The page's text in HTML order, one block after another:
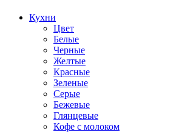
Кухни
Цвет
Белые
Черные
Желтые
Красные
Зеленые
Серые
Бежевые
Глянцевые
Кофе с молоком